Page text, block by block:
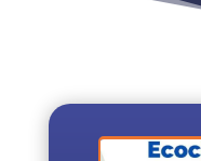
INICIO
REGISTRO